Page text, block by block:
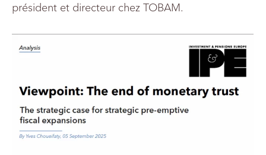
président et directeur chez TOBAM.